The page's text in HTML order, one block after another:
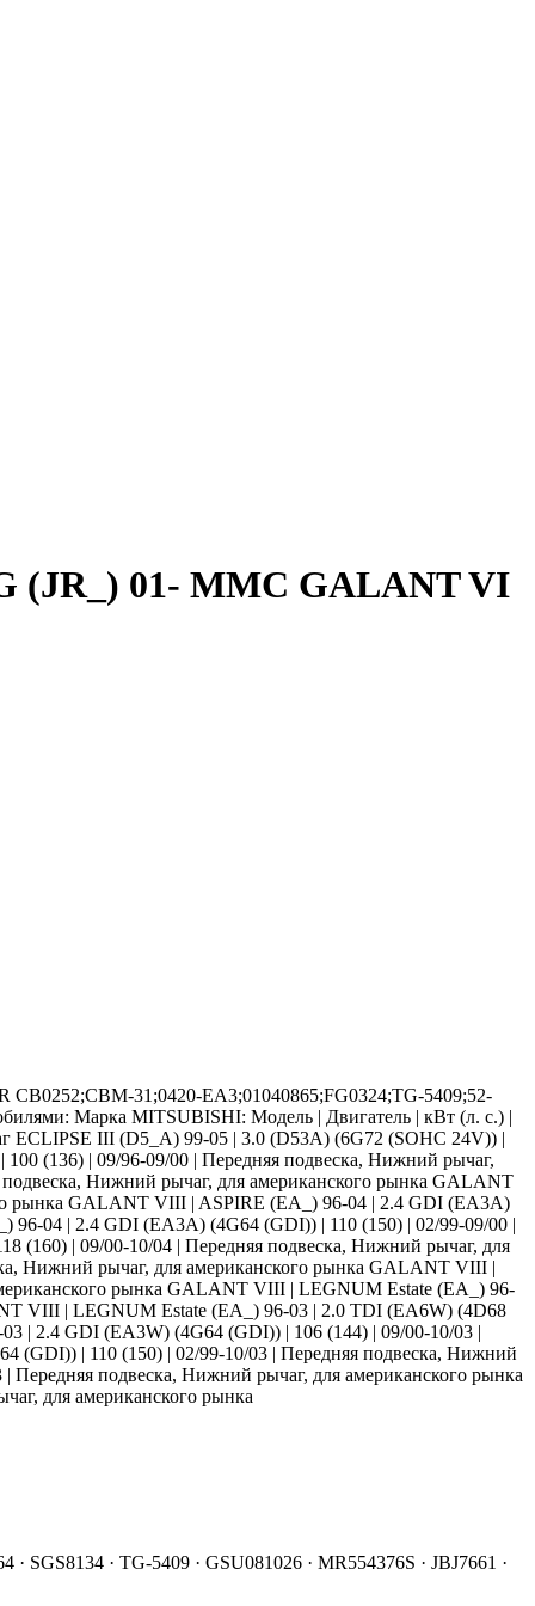
(JR_) 01- MMC GALANT VI
31;0420-EA3;01040865;FG0324;TG-5409;52-
Марка MITSUBISHI: Модель | Двигатель | кВт (л. с.) |
ECLIPSE III (D5_A) 99-05 | 3.0 (D53A) (6G72 (SOHC 24V)) |
(136) | 09/96-09/00 | Передняя подвеска, Нижний рычаг,
Нижний рычаг, для американского рынка GALANT
рынка GALANT VIII | ASPIRE (EA_) 96-04 | 2.4 GDI (EA3A)
04 | 2.4 GDI (EA3A) (4G64 (GDI)) | 110 (150) | 02/99-09/00 |
(160) | 09/00-10/04 | Передняя подвеска, Нижний рычаг, для
Нижний рычаг, для американского рынка GALANT VIII |
рынка GALANT VIII | LEGNUM Estate (EA_) 96-
VIII | LEGNUM Estate (EA_) 96-03 | 2.0 TDI (EA6W) (4D68
| 2.4 GDI (EA3W) (4G64 (GDI)) | 106 (144) | 09/00-10/03 |
(GDI)) | 110 (150) | 02/99-10/03 | Передняя подвеска, Нижний
подвеска, Нижний рычаг, для американского рынка
для американского рынка
SGS8134 · TG-5409 · GSU081026 · MR554376S · JBJ7661 ·